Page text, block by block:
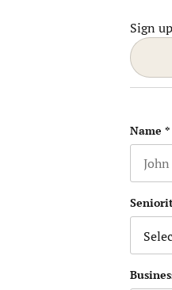
Sign
X/
Este
Name *